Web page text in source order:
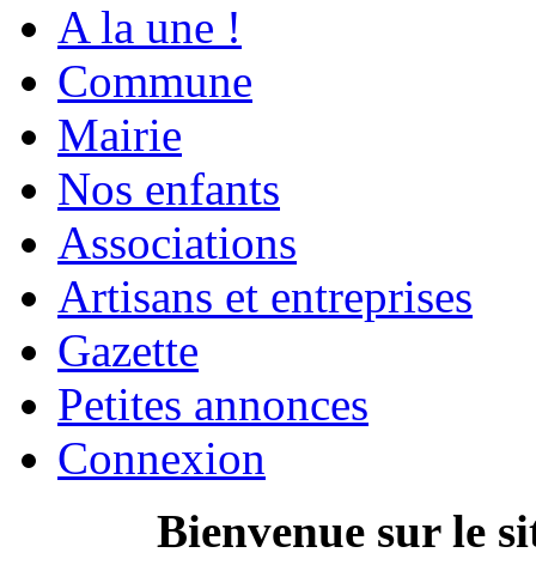
A la une !
Commune
Mairie
Nos enfants
Associations
Artisans et entreprises
Gazette
Petites annonces
Connexion
Bienvenue sur le